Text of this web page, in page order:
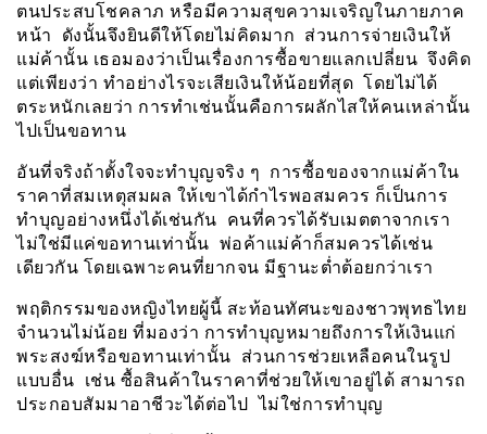
ตนประสบโชคลาภ หรือมีความสุขความเจริญในภายภาค
หน้า ดังนั้นจึงยินดีให้โดยไม่คิดมาก ส่วนการจ่ายเงินให้
แม่ค้านั้น เธอมองว่าเป็นเรื่องการซื้อขายแลกเปลี่ยน จึงคิด
แต่เพียงว่า ทำอย่างไรจะเสียเงินให้น้อยที่สุด โดยไม่ได้
ตระหนักเลยว่า การทำเช่นนั้นคือการผลักไสให้คนเหล่านั้น
ไปเป็นขอทาน
อันที่จริงถ้าตั้งใจจะทำบุญจริง ๆ การซื้อของจากแม่ค้าใน
ราคาที่สมเหตุสมผล ให้เขาได้กำไรพอสมควร ก็เป็นการ
ทำบุญอย่างหนึ่งได้เช่นกัน คนที่ควรได้รับเมตตาจากเรา
ไม่ใช่มีแค่ขอทานเท่านั้น พ่อค้าแม่ค้าก็สมควรได้เช่น
เดียวกัน โดยเฉพาะคนที่ยากจน มีฐานะต่ำต้อยกว่าเรา
พฤติกรรมของหญิงไทยผู้นี้ สะท้อนทัศนะของชาวพุทธไทย
จำนวนไม่น้อย ที่มองว่า การทำบุญหมายถึงการให้เงินแก่
พระสงฆ์หรือขอทานเท่านั้น ส่วนการช่วยเหลือคนในรูป
แบบอื่น เช่น ซื้อสินค้าในราคาที่ช่วยให้เขาอยู่ได้ สามารถ
ประกอบสัมมาอาชีวะได้ต่อไป ไม่ใช่การทำบุญ